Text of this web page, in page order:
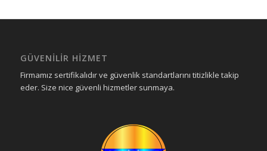
GÜVENILIR HIZMET
Firmamız sertifikalıdır ve güvenlik standartlarını titizlikle takip
eder. Size nice güvenli hizmetler sunmaya.